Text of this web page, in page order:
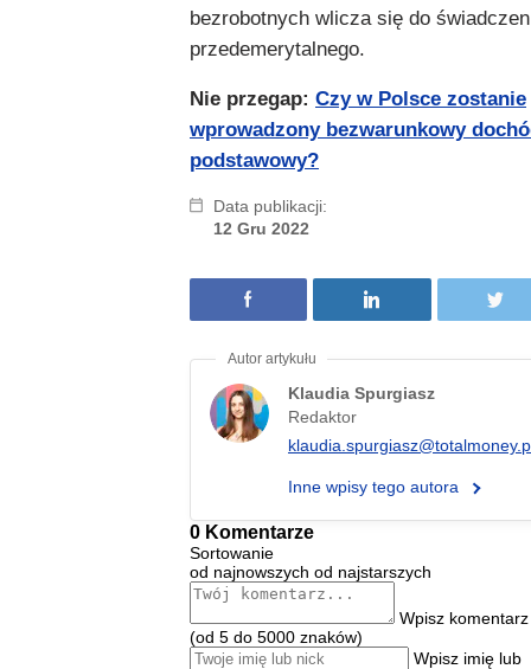
bezrobotnych wlicza się do
przedemerytalnego.
Nie przegap: Czy w Polsce zostanie
wprowadzony bezwarunkowy
podstawowy?
Data publikacji:
12 Gru 2022
Klaudia Spurgiasz
Redaktor
Inne wpisy tego autora
0 Komentarze
Sortowanie
od najnowszych od najstarszych
Wpisz komentarz
(od 5 do 5000 znaków)
Wpisz imię lub